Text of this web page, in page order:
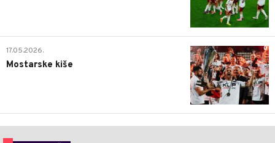
0
17.05.2026.
Mostarske kiše